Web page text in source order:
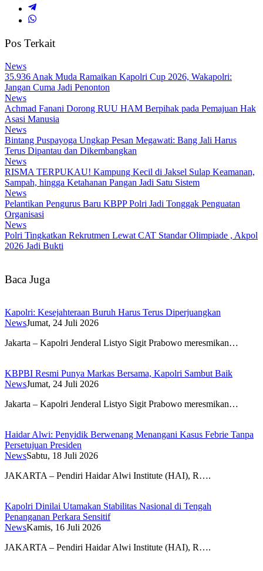
Pos Terkait
News
35.936 Anak Muda Ramaikan Kapolri Cup 2026, Wakapolri:
Jangan Cuma Jadi Penonton
News
Achmad Fanani Dorong RUU HAM Berpihak pada Pemajuan Hak
Asasi Manusia
News
Bintang Puspayoga Ungkap Pesan Megawati: Bang Jali Harus
Terus Dipantau dan Dikembangkan
News
RISMA TERPUKAU! Kampung Kecil di Jaksel Sulap Keamanan,
Sampah, hingga Ketahanan Pangan Jadi Satu Sistem
News
Pelantikan Pengurus Baru KBPP Polri Jadi Tonggak Penguatan
Organisasi
News
Polri Tingkatkan Rekrutmen Lewat CAT Standar Olimpiade , Akpol
2026 Jadi Bukti
Baca Juga
Kapolri: Kesejahteraan Buruh Harus Terus Diperjuangkan
NewsJumat, 24 Juli 2026
Jakarta – Kapolri Jenderal Listyo Sigit Prabowo meresmikan…
KBPBI Resmi Punya Markas Bersama, Kapolri Sambut Baik
NewsJumat, 24 Juli 2026
Jakarta – Kapolri Jenderal Listyo Sigit Prabowo meresmikan…
Haidar Alwi: Penyidik Berwenang Menangani Kasus Febrie Tanpa
Persetujuan Presiden
NewsSabtu, 18 Juli 2026
JAKARTA – Pendiri Haidar Alwi Institute (HAI), R….
Kapolri Dinilai Utamakan Stabilitas Nasional di Tengah
Penanganan Perkara Sensitif
NewsKamis, 16 Juli 2026
JAKARTA – Pendiri Haidar Alwi Institute (HAI), R….